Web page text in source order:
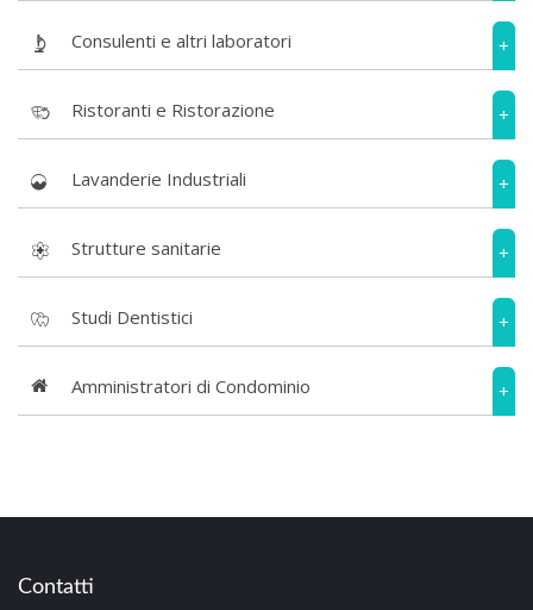
Consulenti e altri laboratori +
Ristoranti e Ristorazione +
Lavanderie Industriali +
Strutture sanitarie +
Studi Dentistici +
Amministratori di Condominio +
Contatti